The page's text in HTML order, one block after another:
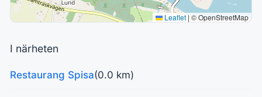
Leaflet | © OpenStreetMap
I närheten
Restaurang Spisa(0.0 km)